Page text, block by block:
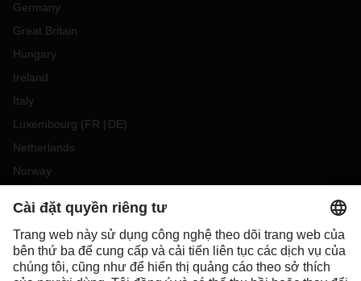
Germany
Great Britain
Hungary
Ireland
Italy
Luxembourg (FR DE)
Netherlands
Norway
Portugal
Romania
Slovakia